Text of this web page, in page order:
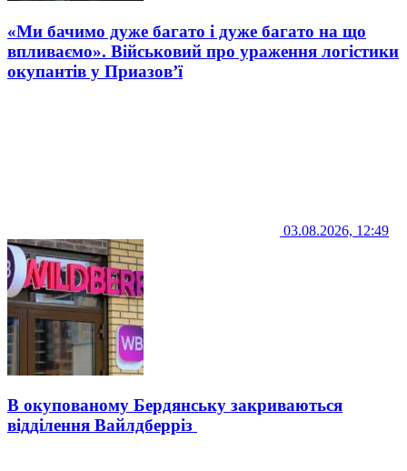
«Ми бачимо дуже багато і дуже багато на що
впливаємо». Військовий про ураження логістики
окупантів у Приазов’ї
03.08.2026, 12:49
В окупованому Бердянську закриваються
відділення Вайлдберріз